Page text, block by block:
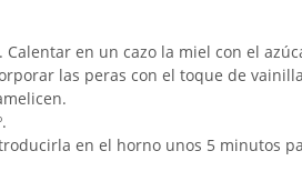
en un cazo la miel con el
las peras con el toque de
en el horno unos 5 minutos